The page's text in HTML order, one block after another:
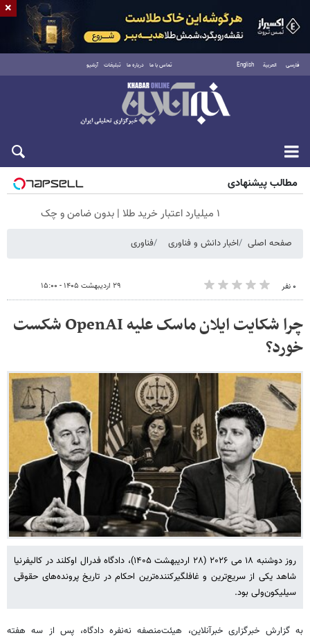
فارسی العربية English تماس با ما درباره ما تبلیغات آرشیو
جمعه ۱۶ مرداد ۱۴۰۵
مطالب پیشنهادی
۱ میلیارد اعتبار خرید طلا | بدون ضامن و چک
صفحه اصلی اخبار دانش و فناوری فناوری
۰ نفر ۲۹ اردیبهشت ۱۴۰۵ - ۱۵:۰۰
چرا شکایت ایلان ماسک علیه OpenAI شکست
خورد؟
روز دوشنبه ۱۸ می ۲۰۲۶ (۲۸ اردیبهشت ۱۴۰۵)، دادگاه فدرال اوکلند در کالیفرنیا
شاهد یکی از سریع‌ترین و غافلگیرکننده‌ترین احکام در تاریخ پرونده‌های حقوقی
سیلیکون‌ولی بود.
به گزارش خبرگزاری خبرآنلاین، هیئت‌منصفه نه‌نفره دادگاه، پس از سه هفته
×